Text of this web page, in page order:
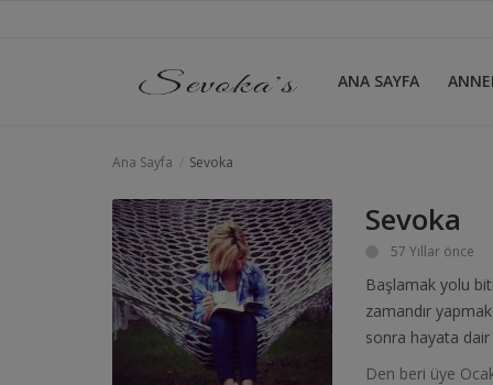
ANA SAYFA
BİRAZ MOLA
Ana Sayfa Sevoka
Sevoka
57 Yıllar önce
Başlamak yolu
zamandır
sonra hayata
Den beri üye